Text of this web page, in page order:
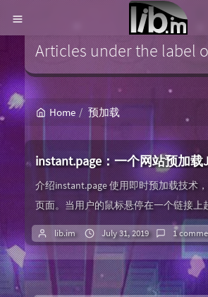
Articles under the label
Home 预加载
介绍instant.page 使用即时预加载技术
页面。当用户的鼠标悬停在一个链接上
对此页面进行预加载，当用户点击链接
接读取页面内容，从而达到缩短页面加
instant.page 是渐进式增强 - 对不支持
站：instant.pageinstant.page的前身应
lib.im July 31, 2019 1